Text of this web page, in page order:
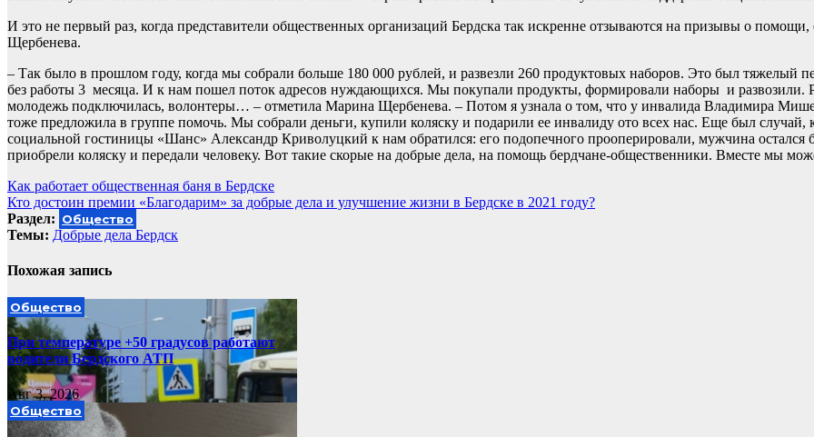
И это не первый раз, когда представители общественных организаций Бердска так искренне отзываются на призывы о
Щербенева.
– Так было в прошлом году, когда мы собрали больше 180 000 рублей, и развезли 260 продуктовых наборов. Это был тяжелый
без работы 3 месяца. И к нам пошел поток адресов нуждающихся. Мы покупали продукты, формировали наборы и развозили.
молодежь подключилась, волонтеры… – отметила Марина Щербенева. – Потом я узнала о том, что у инвалида Владимира
тоже предложила в группе помочь. Мы собрали деньги, купили коляску и подарили ее инвалиду ото всех нас. Еще был случай,
социальной гостиницы «Шанс» Александр Криволуцкий к нам обратился: его подопечного прооперировали, мужчина остался
приобрели коляску и передали человеку. Вот такие скорые на добрые дела, на помощь бердчане-общественники. Вместе мы
Навигация
по
записям
Как работает общественная баня в Бердске
Кто достоин премии «Благодарим» за добрые дела и улучшение жизни в Бердске в 2021 году?
Раздел: Общество
Темы: Добрые дела Бердск
Похожая запись
Общество
При температуре +50 градусов работают
водители Бердского АТП
Авг 3, 2026
Общество